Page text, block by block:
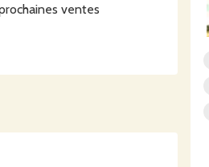
de 16h30 ; si jamais vous
d'un RDV.
ventes